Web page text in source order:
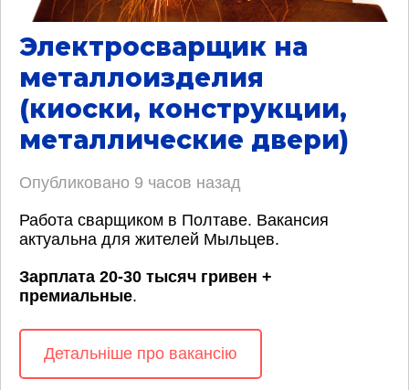
Электросварщик на
металлоизделия
(киоски, конструкции,
металлические двери)
Опубликовано 9 часов назад
Работа сварщиком в Полтаве. Вакансия
актуальна для жителей Мыльцев.
Зарплата 20-30 тысяч гривен +
премиальные.
Детальніше про вакансію